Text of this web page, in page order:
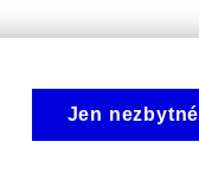
Jen nezbytné